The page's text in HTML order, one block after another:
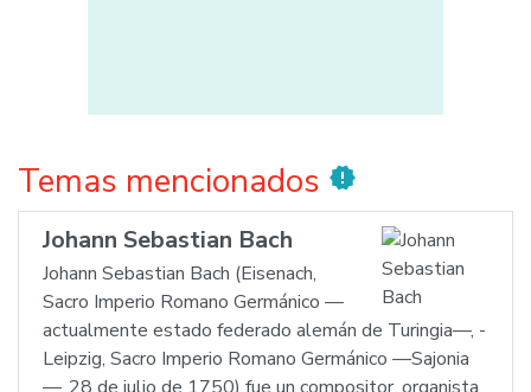
Temas mencionados new_releases
Johann Sebastian Bach
Johann Sebastian Bach (Eisenach,
Sacro Imperio Romano Germánico —
actualmente estado federado alemán de Turingia—, -
Leipzig, Sacro Imperio Romano Germánico —Sajonia